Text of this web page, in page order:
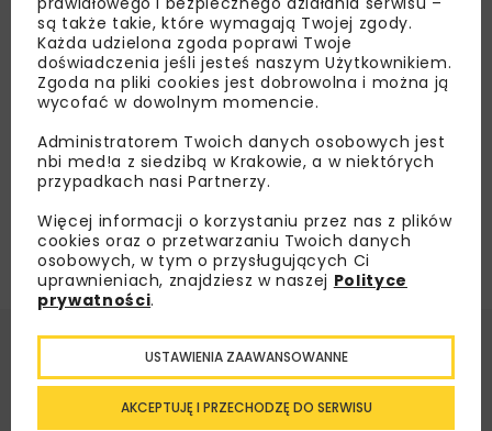
Rada Ministrów przyjęła aktualizację KPK
Załaduj więcej...
są także takie, które wymagają Twojej zgody.
Każda udzielona zgoda poprawi Twoje
doświadczenia jeśli jesteś naszym Użytkownikiem.
Zgoda na pliki cookies jest dobrowolna i można ją
wycofać w dowolnym momencie.
Administratorem Twoich danych osobowych jest
nbi med!a z siedzibą w Krakowie, a w niektórych
przypadkach nasi Partnerzy.
Więcej informacji o korzystaniu przez nas z plików
cookies oraz o przetwarzaniu Twoich danych
osobowych, w tym o przysługujących Ci
uprawnieniach, znajdziesz w naszej Polityce
prywatności.
AKCEPTUJĘ I PRZECHODZĘ DO SERWISU
USTAWIENIA ZAAWANSOWANNE